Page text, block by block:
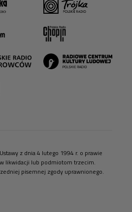
z dnia 4 lutego 1994 r. o prawie
likwidacji lub podmiotom trzecim.
pisemnej zgody uprawnionego.